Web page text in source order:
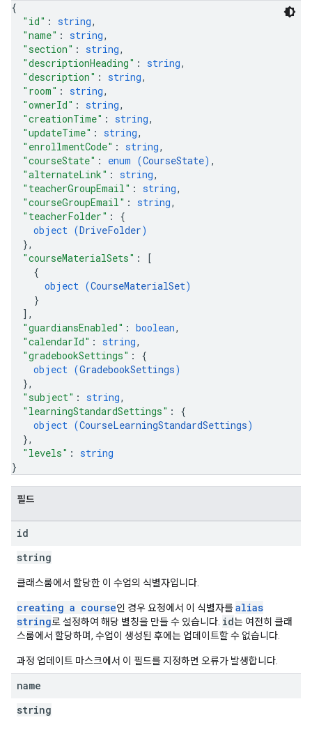
{
"id" : string,
"name" : string,
"section" : string,
"descriptionHeading" : string,
"description" : string,
"room" : string,
"ownerId" : string,
"creationTime" : string,
"updateTime" : string,
"enrollmentCode" : string,
"courseState" : enum (CourseState) ,
"alternateLink" : string,
"teacherGroupEmail" : string,
"courseGroupEmail" : string,
"teacherFolder" : {
object (DriveFolder)
},
"courseMaterialSets" :
[
{
object (CourseMaterialSet)
}
] ,
"guardiansEnabled" : boolean,
"calendarId" : string,
"gradebookSettings" : {
object (GradebookSettings)
},
"subject" : string,
"learningStandardSettings" : {
object (CourseLearningStandardSettings)
},
"levels" : string
}
필드
id
string
클래스룸에서 할당한 이 수업의 식별자입니다.
creating a course인 경우 요청에서 이 식별자를alias
string로 설정하여 해당 별칭을 만들 수 있습니다. id는 여전히 클래
스룸에서 할당하며, 수업이 생성된 후에는 업데이트할 수 없습니다.
과정 업데이트 마스크에서 이 필드를 지정하면 오류가 발생합니다.
name
string